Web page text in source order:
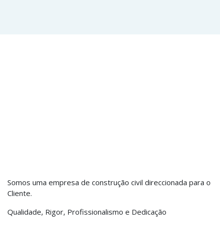
Somos uma empresa de construção civil direccionada para o
Cliente.
Qualidade, Rigor, Profissionalismo e Dedicação